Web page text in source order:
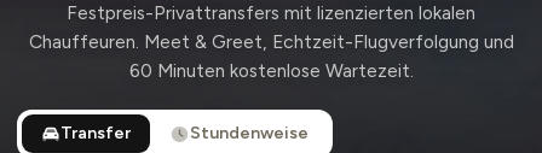
Festpreis-Privattransfers mit lizenzierten lokalen
Chauffeuren. Meet & Greet, Echtzeit-Flugverfolgung und
60 Minuten kostenlose Wartezeit.
Transfer Stundenweise